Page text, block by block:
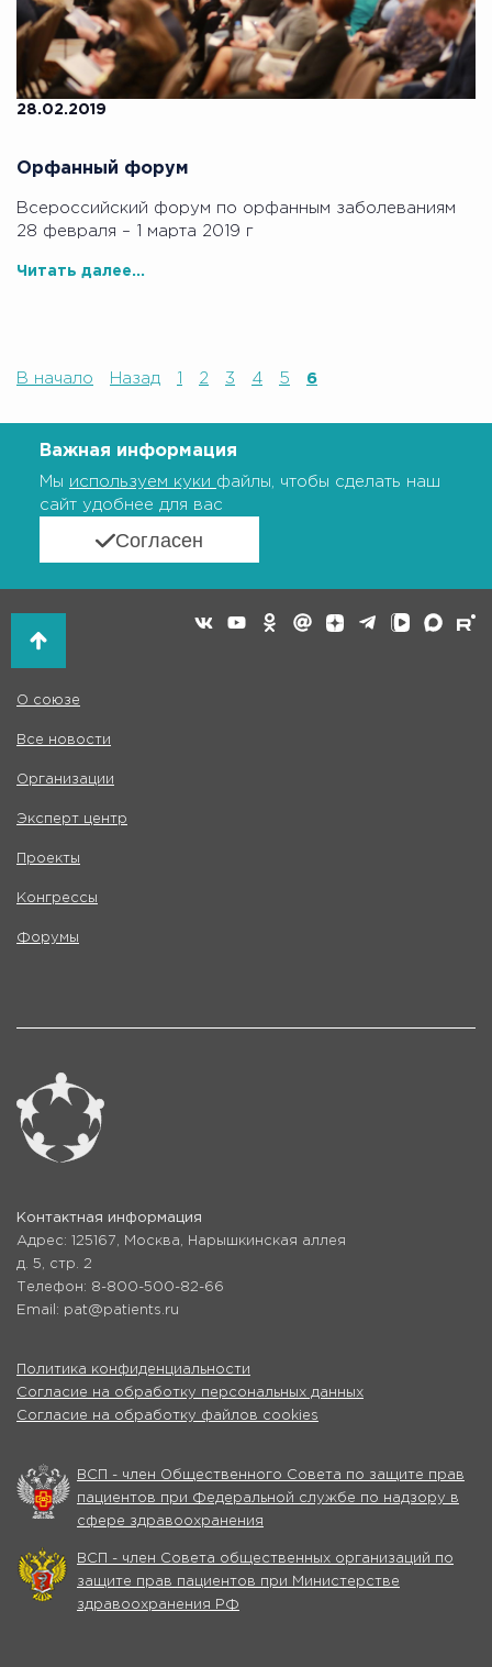
28.02.2019
Орфанный форум
Всероссийский форум по орфанным заболеваниям
28 февраля – 1 марта 2019 г
Читать далее...
В начало Назад 2 3 4 5 6
Важная информация
Мы используем куки файлы, чтобы сделать наш
сайт удобнее для вас
Согласен
О союзе
Все новости
Организации
Эксперт центр
Проекты
Конгрессы
Форумы
Контактная информация
Адрес: 125167, Москва, Нарышкинская аллея
д. 5, стр. 2
Телефон: 8-800-500-82-66
Email: pat@patients.ru
Политика конфиденциальности
Согласие на обработку персональных данных
Согласие на обработку файлов cookies
ВСП - член Общественного Совета по защите прав
пациентов при Федеральной службе по надзору в
сфере здравоохранения
ВСП - член Совета общественных организаций по
защите прав пациентов при Министерстве
здравоохранения РФ